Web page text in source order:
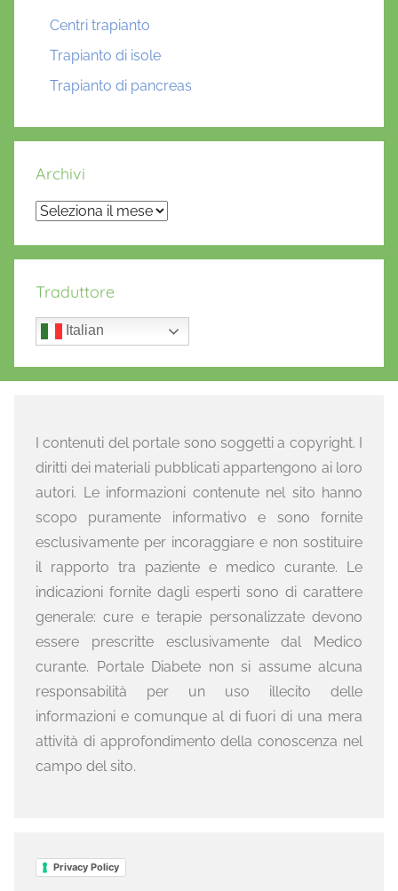
Centri trapianto
Trapianto di isole
Trapianto di pancreas
Archivi
Archivi
Traduttore
Italian
I contenuti del portale sono soggetti a copyright. I
diritti dei materiali pubblicati appartengono ai loro
autori. Le informazioni contenute nel sito hanno
scopo puramente informativo e sono fornite
esclusivamente per incoraggiare e non sostituire
il rapporto tra paziente e medico curante. Le
indicazioni fornite dagli esperti sono di carattere
generale: cure e terapie personalizzate devono
essere prescritte esclusivamente dal Medico
curante. Portale Diabete non si assume alcuna
responsabilità per un uso illecito delle
informazioni e comunque al di fuori di una mera
attività di approfondimento della conoscenza nel
campo del sito.
Privacy Policy